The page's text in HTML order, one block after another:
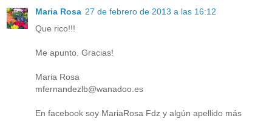
Maria Rosa 27 de febrero de 2013 a las 16:12
Que rico!!!
Me apunto. Gracias!
Maria Rosa
mfernandezlb@wanadoo.es
En facebook soy MariaRosa Fdz y algún apellido más